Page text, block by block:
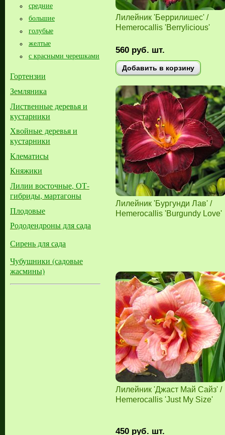
средние
большие​
голубые
желтые
с красными черешками
Гортензии
Земляника
Лиственные деревья и
кустарники
Хвойные деревья и
кустарники
Клематисы
Княжики
Лилии восточные, ОТ-
гибриды, мартагоны
Плодовые
Рододендроны для сада
Сирень для сада
Чубушники (садовые
жасмины)
Лилейник 'Беррилишес' /
Hemerocallis 'Berrylicious'
560 руб. шт.
Добавить в корзину
Лилейник 'Бургунди Лав' /
Hemerocallis 'Burgundy Love'
Лилейник 'Джаст Май Сайз' /
Hemerocallis 'Just My Size'
450 руб. шт.